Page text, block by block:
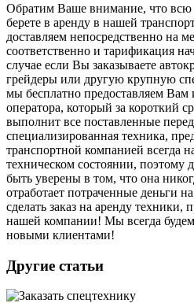
Обратим Ваше внимание, что
берете в аренду в нашей
доставляем непосредственно на
соответственно и тарификация
случае если Вы заказываете
грейдеры или другую крупную
мы бесплатно предоставляем Вам
оператора, который за короткий
выполнит все поставленные
специализированная техника,
транспортной компанией всегда
техническом состоянии, поэтому
быть уверены в том, что она
отработает потраченные деньги
сделать заказ на аренду техники,
нашей компании! Мы всегда
новыми клиентами!
Другие статьи